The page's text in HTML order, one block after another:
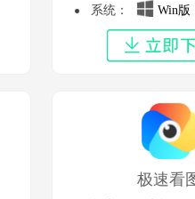
系统：
Win版
极速看